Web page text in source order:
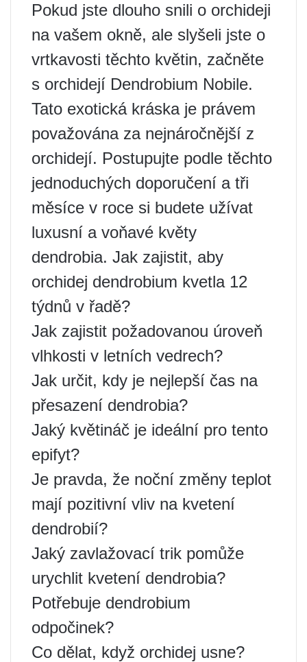
Pokud jste dlouho snili o orchideji
na vašem okně, ale slyšeli jste o
vrtkavosti těchto květin, začněte
s orchidejí Dendrobium Nobile.
Tato exotická kráska je právem
považována za nejnáročnější z
orchidejí. Postupujte podle těchto
jednoduchých doporučení a tři
měsíce v roce si budete užívat
luxusní a voňavé květy
dendrobia. Jak zajistit, aby
orchidej dendrobium kvetla 12
týdnů v řadě?
Jak zajistit požadovanou úroveň
vlhkosti v letních vedrech?
Jak určit, kdy je nejlepší čas na
přesazení dendrobia?
Jaký květináč je ideální pro tento
epifyt?
Je pravda, že noční změny teplot
mají pozitivní vliv na kvetení
dendrobií?
Jaký zavlažovací trik pomůže
urychlit kvetení dendrobia?
Potřebuje dendrobium
odpočinek?
Co dělat, když orchidej usne?